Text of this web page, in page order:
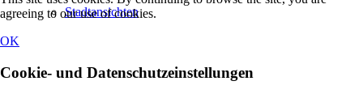
Stadtansichten
agreeing to our use of cookies.
OK
Cookie- und Datenschutzeinstellungen